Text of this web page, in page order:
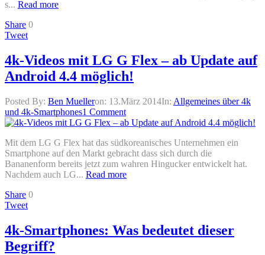
s... Read more
Share 0
Tweet
4k-Videos mit LG G Flex – ab Update auf
Android 4.4 möglich!
Posted By: Ben Muelleron: 13.März 2014In: Allgemeines über 4k
und 4k-Smartphones1 Comment
Mit dem LG G Flex hat das südkoreanisches Unternehmen ein
Smartphone auf den Markt gebracht dass sich durch die
Bananenform bereits jetzt zum wahren Hingucker entwickelt hat.
Nachdem auch LG... Read more
Share 0
Tweet
4k-Smartphones: Was bedeutet dieser
Begriff?